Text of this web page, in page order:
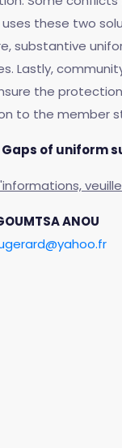
these two
substantive
Lastly,
the
to the member
Gaps of uniform
ANOU